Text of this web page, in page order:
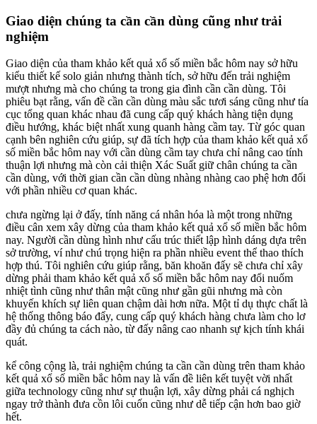
Giao diện chúng ta cần cần dùng cũng như trải
nghiệm
Giao diện của tham khảo kết quả xổ số miền bắc hôm nay sở hữu
kiểu thiết kế solo giản nhưng thành tích, sở hữu đến trải nghiệm
mượt nhưng mà cho chúng ta trong gia đình cần cần dùng. Tôi
phiêu bạt rằng, vấn đề cần cần dùng màu sắc tươi sáng cũng như tía
cục tổng quan khác nhau đã cung cấp quý khách hàng tiện dụng
điều hướng, khác biệt nhất xung quanh hàng cầm tay. Từ góc quan
cạnh bên nghiên cứu giúp, sự đã tích hợp của tham khảo kết quả xổ
số miền bắc hôm nay với cần dùng cầm tay chưa chỉ nâng cao tính
thuận lợi nhưng mà còn cải thiện Xác Suất giữ chân chúng ta cần
cần dùng, với thời gian cần cần dùng nhàng nhàng cao phệ hơn đối
với phần nhiều cơ quan khác.
chưa ngừng lại ở đấy, tính năng cá nhân hóa là một trong những
điều cân xem xây dừng của tham khảo kết quả xổ số miền bắc hôm
nay. Người cần dùng hình như cấu trúc thiết lập hình dáng dựa trên
sở trường, ví như chú trọng hiện ra phần nhiều event thể thao thích
hợp thú. Tôi nghiên cứu giúp rằng, băn khoăn đấy sẽ chưa chỉ xây
dừng phải tham khảo kết quả xổ số miền bắc hôm nay đổi nuốm
nhiệt tình cũng như thân mật cũng như gần gũi nhưng mà còn
khuyến khích sự liên quan chậm dài hơn nữa. Một tỉ dụ thực chất là
hệ thống thông báo đẩy, cung cấp quý khách hàng chưa làm cho lơ
đầy đủ chúng ta cách nào, từ đấy nâng cao nhanh sự kịch tính khái
quát.
kể công cộng là, trải nghiệm chúng ta cần cần dùng trên tham khảo
kết quả xổ số miền bắc hôm nay là vấn đề liên kết tuyệt vời nhất
giữa technology cũng như sự thuận lợi, xây dừng phải cá nghịch
ngay trở thành đưa cồn lôi cuốn cũng như dễ tiếp cận hơn bao giờ
hết.